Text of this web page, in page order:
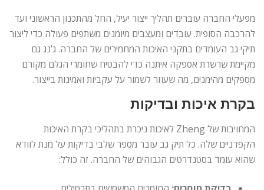
מפעלי החברה עוברים תהליך ייצור יעיל, החל מהתכנון הראשוני ועד
להרכבה הסופית. עובדים ומעצבים מיומנים משתפים פעולה כדי ליצור
תיקי גב העומדים בתקני האיכות המחמירים של החברה. ג’נג גם
מקיימת שרשרת אספקה ​​איתנה כדי להבטיח שחומרי הגלם מקורם
מספקים מהימנים, מה שעוזר לשמור על עקביות ואמינות בייצור.
בקרת איכות ובדיקות
המחויבות של Zheng לאיכות ניכרת בתהליכי בקרת האיכות
הקפדניים שלה. כל תיק גב עובר מספר שלבי בדיקות על מנת לוודא
שהוא עומד בסטנדרטים הגבוהים של החברה. זה כולל: